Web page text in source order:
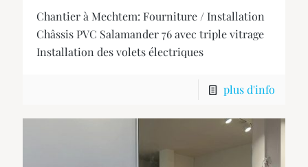
Chantier à Mechtem: Fourniture / Installation
Châssis PVC Salamander 76 avec triple vitrage
Installation des volets électriques
plus d'info